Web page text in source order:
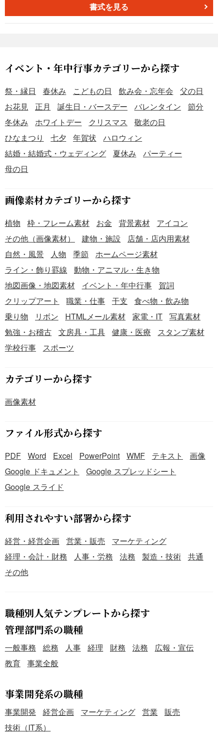
さが感じられ、新年へのエネルギーを表現しています。
『【2026年】「年賀賀詞」金色のリッチな質感の筆文字
持つ、お正月には欠かせない縁起物です。 ・クレヨンで描
いたような質感と、温かみのある手書き風のタッチが魅力
しています。年賀状に、楽しげなアクセントを加えること
様の明るい黄色がメインカラーです。緑は健やかな成長、
黄色は希望や楽しさを象徴し、一年間の幸せを願います。
・独楽の中心や紐に使われているオレンジ色が、温かいア
クセントになっています。デザイン全体に活気と、お正月
らしい賑やかな雰囲気を加えています。 ・緑・黄色・オレ
ンジの組み合わせは、ナチュラルでありながらも、明るく
元気な印象を与えます。親しみやすい配色で、見る人の心
を和ませてくれます。 『【2026年】「イラスト」温かい手
ができます。PNG形式の素材なので、年賀状に貼り付けて
ご活用ください。
書式を見る
イベント・年中行事カテゴリーから探す
祭・縁日 春休み こどもの日 飲み会・忘年会
父の日
お花見
正月 誕生日・バースデー バレンタイン
節分
冬休み
ホワイトデー クリスマス
敬老の日
ひなまつり
七夕 年賀状
ハロウィン
結婚・結婚式・ウェディング
夏休み
パーティー
母の日
画像素材カテゴリーから探す
植物 枠・フレーム素材 お金 背景素材
アイコン
その他（画像素材）
建物・施設
店舗・店内用素材
自然・風景
人物 季節
ホームページ素材
ライン・飾り罫線
動物・アニマル・生き物
地図画像・地図素材
イベント・年中行事
賀詞
クリップアート
職業・仕事 干支
食べ物・飲み物
乗り物
リボン HTMLメール素材 家電・IT
写真素材
勉強・お稽古
文房具・工具 健康・医療
スタンプ素材
学校行事
スポーツ
カテゴリーから探す
画像素材
ファイル形式から探す
PDF Word Excel PowerPoint WMF テキスト
画像
Google ドキュメント
Google スプレッドシート
Google スライド
利用されやすい部署から探す
経営・経営企画 営業・販売
マーケティング
経理・会計・財務
人事・労務 法務 製造・技術
共通
その他
職種別人気テンプレートから探す
管理部門系の職種
一般事務 総務 人事 経理 財務 法務
広報・宣伝
教育
事業全般
事業開発系の職種
事業開発 経営企画 マーケティング 営業
販売
技術（IT系）